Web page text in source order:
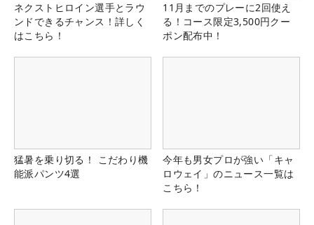
ネクストヒロイン選手とラウ
ンドできるチャンス！詳しく
はこちら！
11月までのプレーに2回使え
る！コース限定3,500円クー
ポン配布中！
猛暑を乗り切る！ こだわり機
能派パンツ4選
今年も男女プロが強い「キャ
ロウェイ」のニュース一覧は
こちら！